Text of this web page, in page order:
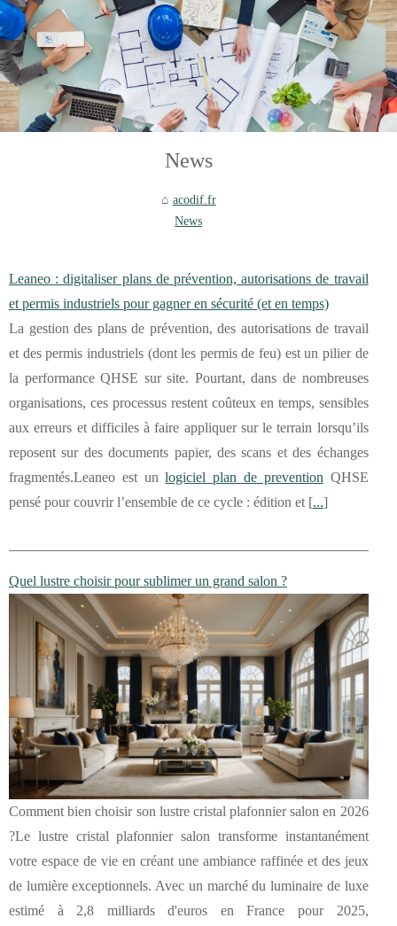
News
acodif.fr
News
Leaneo : digitaliser plans de prévention, autorisations de travail
et permis industriels pour gagner en sécurité (et en temps)
La gestion des plans de prévention, des autorisations de travail
et des permis industriels (dont les permis de feu) est un pilier de
la performance QHSE sur site. Pourtant, dans de nombreuses
organisations, ces processus restent coûteux en temps, sensibles
aux erreurs et difficiles à faire appliquer sur le terrain lorsqu’ils
reposent sur des documents papier, des scans et des échanges
fragmentés.Leaneo est unlogiciel plan de prevention QHSE
pensé pour couvrir l’ensemble de ce cycle : édition et [...]
Quel lustre choisir pour sublimer un grand salon ?
Comment bien choisir son lustre cristal plafonnier salon en 2026
?Le lustre cristal plafonnier salon transforme instantanément
votre espace de vie en créant une ambiance raffinée et des jeux
de lumière exceptionnels. Avec un marché du luminaire de luxe
estimé à 2,8 milliards d'euros en France pour 2025,